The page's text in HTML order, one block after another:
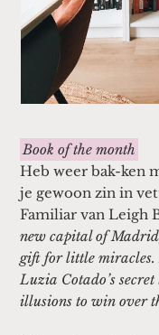
Book of the month
Heb weer bak-ken
je gewoon zin in
Familiar van Leigh
new capital of
gift for little miracles.
Luzia Cotado’s
illusions to win over